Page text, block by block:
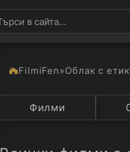
FilmiFen»Облак с
Категория
Филми